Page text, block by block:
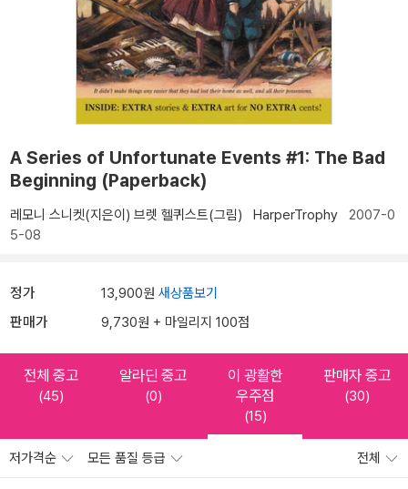
A Series of Unfortunate Events #1: The Bad
Beginning (Paperback)
레모니 스니켓(지은이) 브렛 헬퀴스트(그림) HarperTrophy 2007-0
5-08
정가 13,900원 새상품보기
판매가 9,730원 + 마일리지 100점
전체 중고
(45)
알라딘 중고
(0)
이 광활한
우주점
(15)
판매자 중고
(30)
저가격순 모든 품질 등급 전체